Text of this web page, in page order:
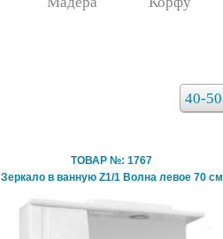
40-50
ТОВАР №: 1767
Зеркало в ванную Z1/1 Волна левое 70 см